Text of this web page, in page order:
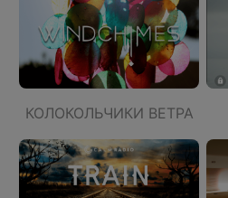
КОЛОКОЛЬЧИКИ ВЕТРА